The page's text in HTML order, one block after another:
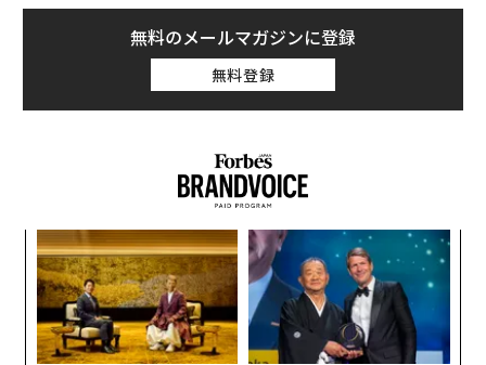
無料のメールマガジンに登録
無料登録